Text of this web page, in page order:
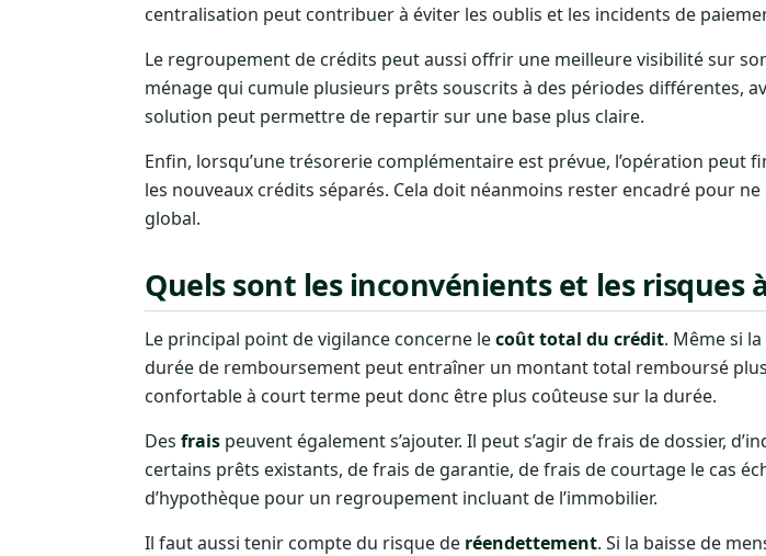
centralisation peut contribuer à éviter les oublis et les incidents de
Le regroupement de crédits peut aussi offrir une meilleure visibilité sur
ménage qui cumule plusieurs prêts souscrits à des périodes différentes,
solution peut permettre de repartir sur une base plus claire.
Enfin, lorsqu’une trésorerie complémentaire est prévue, l’opération peut
les nouveaux crédits séparés. Cela doit néanmoins rester encadré pour
global.
Quels sont les inconvénients et les risques
Le principal point de vigilance concerne lecoût total du crédit. Même si
durée de remboursement peut entraîner un montant total remboursé
confortable à court terme peut donc être plus coûteuse sur la durée.
Des frais peuvent également s’ajouter. Il peut s’agir de frais de dossier,
certains prêts existants, de frais de garantie, de frais de courtage le cas
d’hypothèque pour un regroupement incluant de l’immobilier.
Il faut aussi tenir compte du risque de réendettement. Si la baisse de